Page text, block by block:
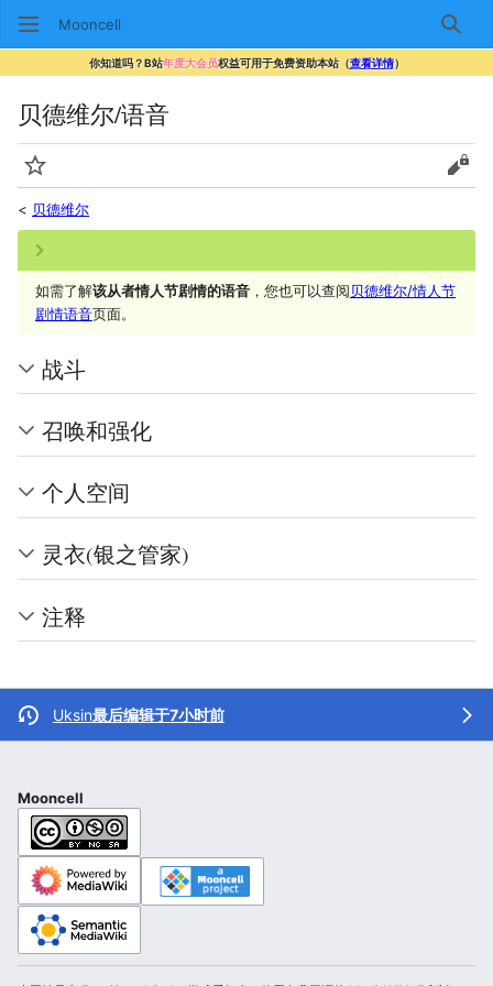
Mooncell 搜索
你知道吗？B站年度大会员权益可用于免费资助本站（查看详情）
贝德维尔/语音
监视
查看
< 贝德维尔
如需了解该从者情人节剧情的语音 ，您也可以查阅贝德维尔/情人节
剧情语音页面。
战斗
召唤和强化
个人空间
灵衣(银之管家)
注释
Uksin最后编辑于7小时前
Mooncell